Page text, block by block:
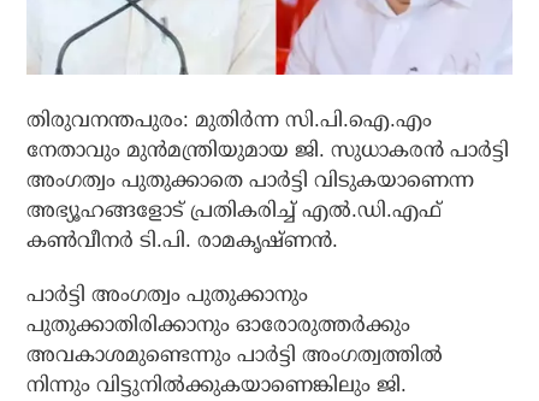
തിരുവനന്തപുരം: മുതിര്‍ന്ന സി.പി.ഐ.എം
നേതാവും മുന്‍മന്ത്രിയുമായ ജി. സുധാകരന്‍ പാര്‍ട്ടി
അംഗത്വം പുതുക്കാതെ പാര്‍ട്ടി വിടുകയാണെന്ന
അഭ്യൂഹങ്ങളോട് പ്രതികരിച്ച് എല്‍.ഡി.എഫ്
കണ്‍വീനര്‍ ടി.പി. രാമകൃഷ്ണന്‍.
പാര്‍ട്ടി അംഗത്വം പുതുക്കാനും
പുതുക്കാതിരിക്കാനും ഓരോരുത്തര്‍ക്കും
അവകാശമുണ്ടെന്നും പാര്‍ട്ടി അംഗത്വത്തില്‍
നിന്നും വിട്ടുനില്‍ക്കുകയാണെങ്കിലും ജി.